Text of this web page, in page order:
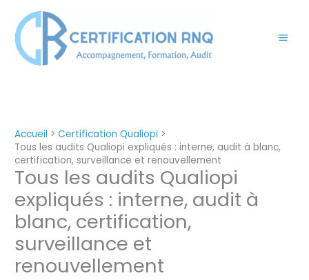
contenu
Accueil
Certification Qualiopi
Tous les audits Qualiopi expliqués : interne, audit à blanc,
certification, surveillance et renouvellement
Tous les audits Qualiopi
expliqués : interne, audit à
blanc, certification,
surveillance et
renouvellement